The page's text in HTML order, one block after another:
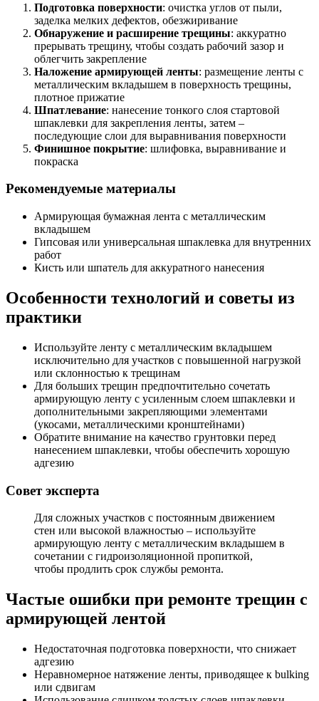
Подготовка поверхности: очистка углов от пыли,
заделка мелких дефектов, обезжиривание
Обнаружение и расширение трещины: аккуратно
прерывать трещину, чтобы создать рабочий зазор и
облегчить закрепление
Наложение армирующей ленты: размещение ленты с
металлическим вкладышем в поверхность трещины,
плотное прижатие
Шпатлевание: нанесение тонкого слоя стартовой
шпаклевки для закрепления ленты, затем –
последующие слои для выравнивания поверхности
Финишное покрытие: шлифовка, выравнивание и
покраска
Рекомендуемые материалы
Армирующая бумажная лента с металлическим
вкладышем
Гипсовая или универсальная шпаклевка для внутренних
работ
Кисть или шпатель для аккуратного нанесения
Особенности технологий и советы из
практики
Используйте ленту с металлическим вкладышем
исключительно для участков с повышенной нагрузкой
или склонностью к трещинам
Для больших трещин предпочтительно сочетать
армирующую ленту с усиленным слоем шпаклевки и
дополнительными закрепляющими элементами
(укосами, металлическими кронштейнами)
Обратите внимание на качество грунтовки перед
нанесением шпаклевки, чтобы обеспечить хорошую
адгезию
Совет эксперта
Для сложных участков с постоянным движением
стен или высокой влажностью – используйте
армирующую ленту с металлическим вкладышем в
сочетании с гидроизоляционной пропиткой,
чтобы продлить срок службы ремонта.
Частые ошибки при ремонте трещин с
армирующей лентой
Недостаточная подготовка поверхности, что снижает
адгезию
Неравномерное натяжение ленты, приводящее к bulking
или сдвигам